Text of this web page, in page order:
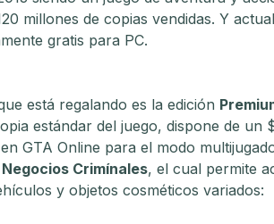
millones de copias vendidas. Y
gratis para PC.
está regalando es la edición
estándar del juego, dispone de un
GTA Online para el modo
Crimínales, el cual permite
y objetos cosméticos variados: